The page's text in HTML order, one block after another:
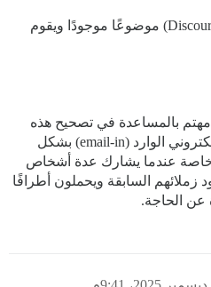
يجب أن يكتشف ديسكورس (Discourse) موضوعًا موجودًا ويقوم
مهتم بالمساعدة في تصحيح هذه
المشكلة لأننا نستخدم البريد الإلكتروني الوارد (email-in) بشكل
خاصة عندما يشارك عدة أشخاص
السابقة ويحملون أطرافًا
عن الحاجة.